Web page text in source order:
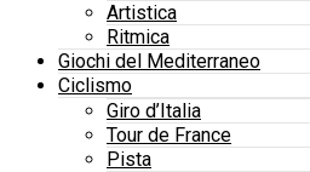
Artistica
Ritmica
Giochi del Mediterraneo
Ciclismo
Giro d’Italia
Tour de France
Pista